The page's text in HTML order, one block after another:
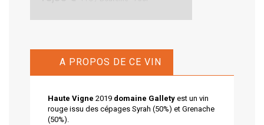
A PROPOS DE CE VIN
Haute Vigne 2019domaine Galletyest un vin
rouge issu des cépages Syrah (50%) et Grenache
(50%).